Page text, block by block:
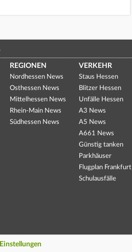
REGIONEN
Nordhessen News
Osthessen News
Mittelhessen News
Rhein-Main News
Südhessen News
VERKEHR
Staus Hessen
Blitzer Hessen
Unfälle Hessen
A3 News
A5 News
A661 News
Günstig tanken
Parkhäuser
Flugplan Frankfurt
Schulausfälle